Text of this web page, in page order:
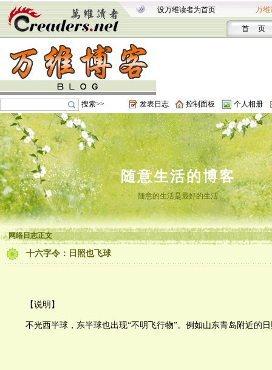
设万维读者为首页 万维
首 页
搜索>> 发表日志 控制面板 个人相册
随意生活的博客
随意的生活是最好的生活
网络日志正文
十六字令：日照也飞球
【说明】
不光西半球，东半球也出现“不明飞行物”。例如山东青岛附近的